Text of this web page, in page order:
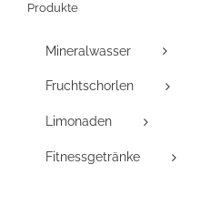
Produkte
Mineralwasser
Fruchtschorlen
Limonaden
Fitnessgetränke